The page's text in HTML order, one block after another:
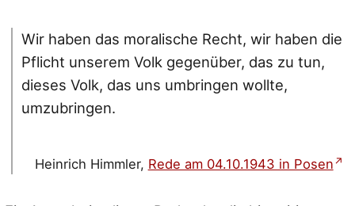
Wir haben das moralische Recht, wir haben die
Pflicht unserem Volk gegenüber, das zu tun,
dieses Volk, das uns umbringen wollte,
umzubringen.
Heinrich Himmler, Rede am 04.10.1943 in Posen